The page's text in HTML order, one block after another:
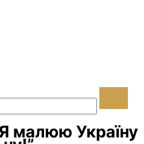
малюю Україну